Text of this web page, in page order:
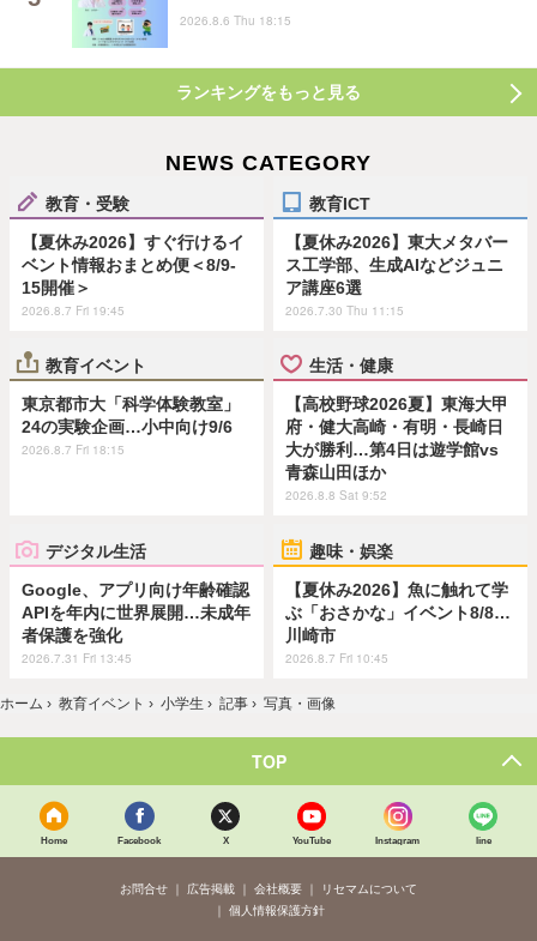
2026.8.6 Thu 18:15
ランキングをもっと見る
NEWS CATEGORY
教育・受験
【夏休み2026】すぐ行けるイ
ベント情報おまとめ便＜8/9-
15開催＞
2026.8.7 Fri 19:45
教育ICT
【夏休み2026】東大メタバー
ス工学部、生成AIなどジュニ
ア講座6選
2026.7.30 Thu 11:15
教育イベント
東京都市大「科学体験教室」
24の実験企画…小中向け9/6
2026.8.7 Fri 18:15
生活・健康
【高校野球2026夏】東海大甲
府・健大高崎・有明・長崎日
大が勝利…第4日は遊学館vs
青森山田ほか
2026.8.8 Sat 9:52
デジタル生活
Google、アプリ向け年齢確認
APIを年内に世界展開…未成年
者保護を強化
2026.7.31 Fri 13:45
趣味・娯楽
【夏休み2026】魚に触れて学
ぶ「おさかな」イベント8/8…
川崎市
2026.8.7 Fri 10:45
ホーム › 教育イベント › 小学生 › 記事 › 写真・画像
TOP
Home Facebook X YouTube Instagram line
お問合せ 広告掲載 会社概要
リセマムについて
個人情報保護方針